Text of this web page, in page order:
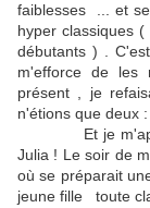
faiblesses ... et
hyper classiques
débutants ) .
m'efforce de les
présent , je
n'étions que deux :
Et je
Julia ! Le soir de
où se préparait
jeune fille toute